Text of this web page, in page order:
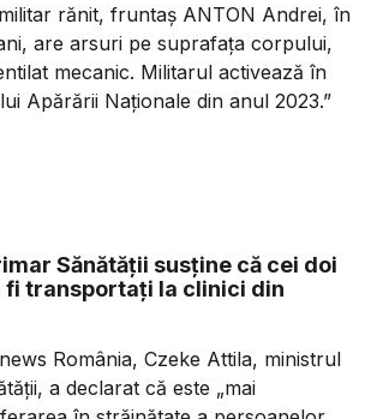
rănit, fruntaș ANTON Andrei, în
are arsuri pe suprafața corpului,
mecanic. Militarul activează în
Apărării Naționale din anul 2023.”
Sănătății susține că cei doi
fi transportați la clinici din
România, Czeke Attila, ministrul
a declarat că este „mai